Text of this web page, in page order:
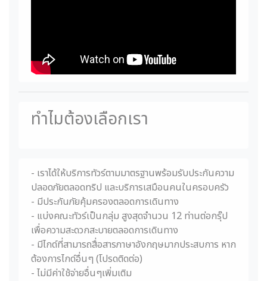
ทำไมต้องเลือกเรา
- เราได้ให้บริการทัวร์ตามมาตรฐานพร้อมรับประกันความ
ปลอดภัยตลอดทริป และบริการเสมือนคนในครอบครัว
- มีประกันภัยคุ้มครองตลอดการเดินทาง
- แบ่งคณะทัวร์เป็นกลุ่ม สูงสุดจำนวน 12 ท่านต่อกรุ๊ป
เพื่อความสะดวกสะบายตลอดการเดินทาง
- มีไกด์ที่สามารถสื่อสารภาษาอังกฤษมากประสบการ หาก
ต้องการไกด์อื่นๆ (โปรดติดต่อ)
- ไม่มีค่าใช้จ่ายอื่นๆเพิ่มเติม